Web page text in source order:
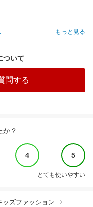
もっと見る
ついて
問する
か？
4 5
とても使いやすい
ッズファッション